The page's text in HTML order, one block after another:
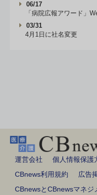
06/17
「病院広報アワード」
03/31
4月1日に社名変更
運営会社 個人情報保護
CBnews利用規約
広告
CBnewsとCBnewsマネジ